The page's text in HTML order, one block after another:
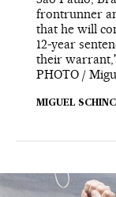
frontrunner
that he will
12-year
their
PHOTO /
MIGUEL